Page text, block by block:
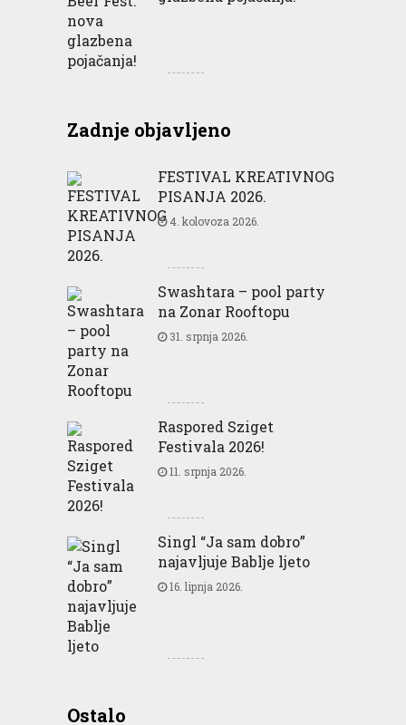
Zadnje objavljeno
FESTIVAL KREATIVNOG
PISANJA 2026.
4. kolovoza 2026.
Swashtara – pool party
na Zonar Rooftopu
31. srpnja 2026.
Raspored Sziget
Festivala 2026!
11. srpnja 2026.
Singl “Ja sam dobro”
najavljuje Bablje ljeto
16. lipnja 2026.
Ostalo